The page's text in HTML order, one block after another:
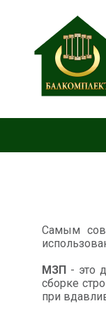
Самым
МЗП - это
сборке
при